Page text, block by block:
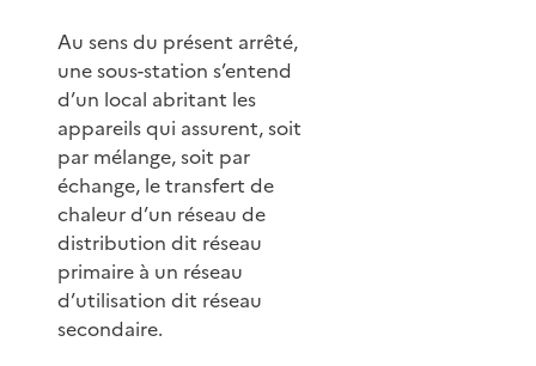
Au sens du présent arrêté,
une sous-station s’entend
d’un local abritant les
appareils qui assurent, soit
par mélange, soit par
échange, le transfert de
chaleur d’un réseau de
distribution dit réseau
primaire à un réseau
d’utilisation dit réseau
secondaire.